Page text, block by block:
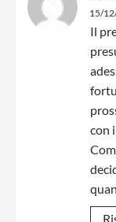
15/
Il
con